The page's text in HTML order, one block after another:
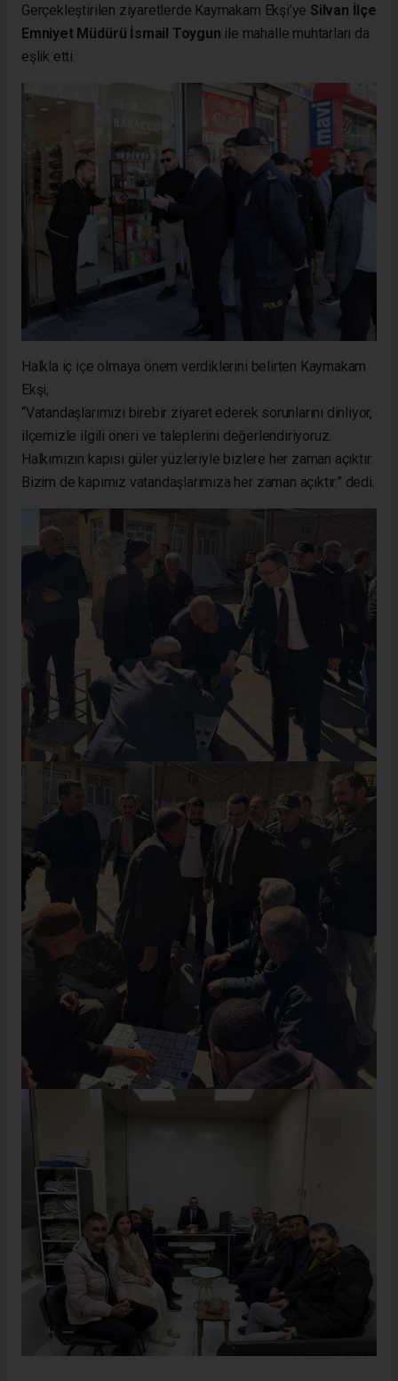
Gerçekleştirilen ziyaretlerde Kaymakam Ekşi’ye Silvan İlçe
Emniyet Müdürü İsmail Toygun ile mahalle muhtarları da
eşlik etti.
Halkla iç içe olmaya önem verdiklerini belirten Kaymakam
Ekşi,
“Vatandaşlarımızı birebir ziyaret ederek sorunlarını dinliyor,
ilçemizle ilgili öneri ve taleplerini değerlendiriyoruz.
Halkımızın kapısı güler yüzleriyle bizlere her zaman açıktır.
Bizim de kapımız vatandaşlarımıza her zaman açıktır.” dedi.